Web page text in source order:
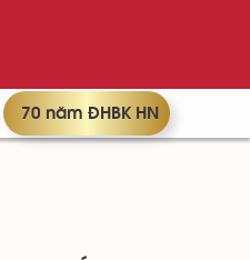
70 năm ĐHBK HN